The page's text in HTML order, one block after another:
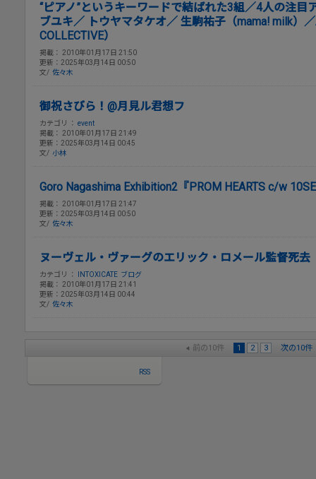
“ピアノ”というキーワードで結ばれた3組／4人の注目
ブユキ／ トウヤマタケオ／ 生駒祐子（mama! milk）
COLLECTIVE）
掲載： 2010年01月17日 21:50
更新：2025年03月14日 00:50
文/ 佐々木
御祝さびら！@月見ル君想フ
カテゴリ ： event
掲載： 2010年01月17日 21:49
更新：2025年03月14日 00:45
文/ 小林
Goro Nagashima Exhibition2『PROM HEARTS c/w
掲載： 2010年01月17日 21:47
更新：2025年03月14日 00:50
文/ 佐々木
ヌーヴェル・ヴァーグのエリック・ロメール監督死去
カテゴリ ： INTOXICATE ブログ
掲載： 2010年01月17日 21:41
更新：2025年03月14日 00:44
文/ 佐々木
前の10件 1 2 3 次の10件
RSS